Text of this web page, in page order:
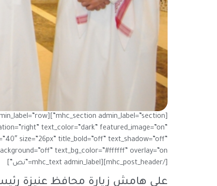
text_color=”dark” featured_image=”on”
size=”26px” title_bold=”off” text_shadow=”off”
text_bg_color=”#ffffff” overlay=”on”]
[/mhc_post_header][mhc_text admin_label=”نص”]
على هامش زيارة محافظ عنيزة